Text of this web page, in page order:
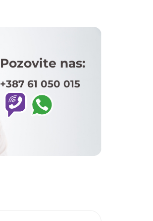
Pozovite nas:
+387 61 050 015